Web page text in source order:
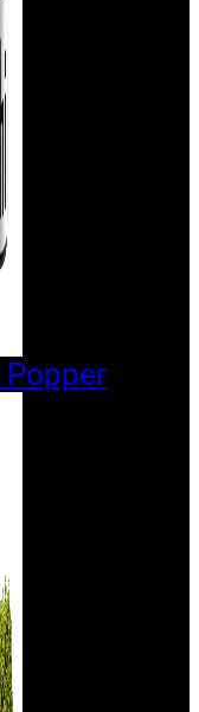
Popper